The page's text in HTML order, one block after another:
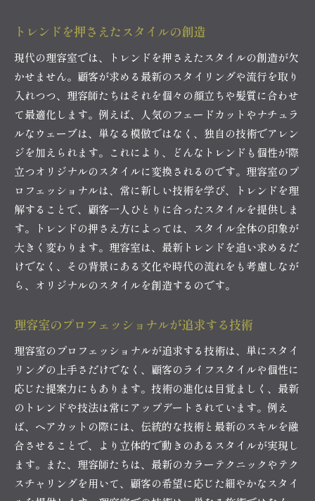
トレンドを押さえたスタイルの創造
現代の理容室では、トレンドを押さえたスタイルの創造が欠
かせません。顧客が求める最新のスタイリングや流行を取り
入れつつ、理容師たちはそれを個々の顔立ちや髪質に合わせ
て最適化します。例えば、人気のフェードカットやナチュラ
ルなウェーブは、単なる模倣ではなく、独自の技術でアレン
ジを加えられます。これにより、どんなトレンドも個性が際
立つオリジナルのスタイルに変換されるのです。理容室のプ
ロフェッショナルは、常に新しい技術を学び、トレンドを理
解することで、顧客一人ひとりに合ったスタイルを提供しま
す。トレンドの押さえ方によっては、スタイル全体の印象が
大きく変わります。理容室は、最新トレンドを追い求めるだ
けでなく、その背景にある文化や時代の流れをも考慮しなが
ら、オリジナルのスタイルを創造するのです。
理容室のプロフェッショナルが追求する技術
理容室のプロフェッショナルが追求する技術は、単にスタイ
リングの上手さだけでなく、顧客のライフスタイルや個性に
応じた提案力にもあります。技術の進化は目覚ましく、最新
のトレンドや技法は常にアップデートされています。例え
ば、ヘアカットの際には、伝統的な技術と最新のスキルを融
合させることで、より立体的で動きのあるスタイルが実現し
ます。また、理容師たちは、最新のカラーテクニックやテク
スチャリングを用いて、顧客の希望に応じた細やかなスタイ